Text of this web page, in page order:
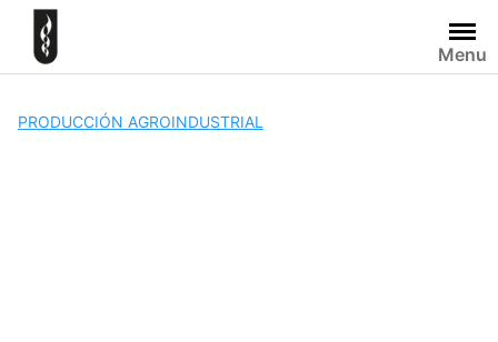
Skip
content
Menu
PRODUCCIÓN AGROINDUSTRIAL